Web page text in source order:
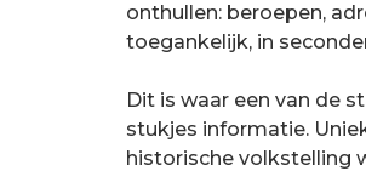
onthullen: beroepen,
toegankelijk, in
Dit is waar een van de
stukjes informatie.
historische volkstelling